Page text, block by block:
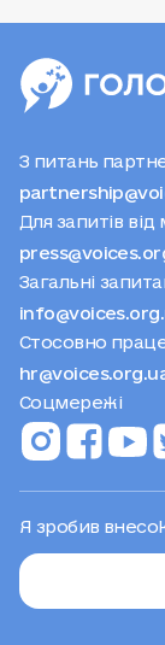
подарунки для
З питань
Для запитів від
Загальні
Стосовно
Соцмережі
Я зробив